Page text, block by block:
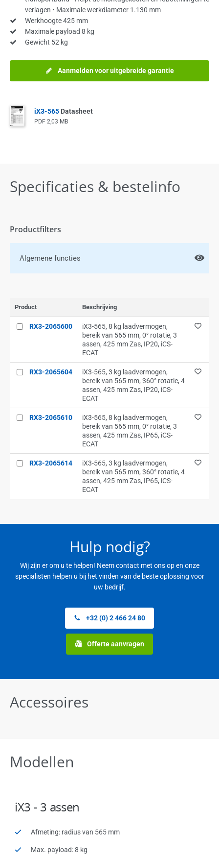
verlagen • Maximale werkdiameter 1.130 mm
Werkhoogte 425 mm
Maximale payload 8 kg
Gewicht 52 kg
Aanmelden voor uitgebreide garantie
iX3-565 Datasheet
PDF 2,03 MB
Specificaties & bestelinfo
Productfilters
Algemene functies
Product Beschrijving
RX3-2065600
iX3-565, 8 kg laadvermogen,
bereik van 565 mm, 0° rotatie, 3
assen, 425 mm Zas, IP20, iCS-
ECAT
RX3-2065604
iX3-565, 3 kg laadvermogen,
bereik van 565 mm, 360° rotatie, 4
assen, 425 mm Zas, IP20, iCS-
ECAT
RX3-2065610
iX3-565, 8 kg laadvermogen,
bereik van 565 mm, 0° rotatie, 3
assen, 425 mm Zas, IP65, iCS-
ECAT
RX3-2065614
iX3-565, 3 kg laadvermogen,
bereik van 565 mm, 360° rotatie, 4
assen, 425 mm Zas, IP65, iCS-
ECAT
Hulp nodig?
Wij zijn er om u te helpen! Neem contact met ons op en onze
specialisten helpen u bij het vinden van de beste oplossing voor
uw bedrijf.
+32 (0) 2 466 24 80
Offerte aanvragen
Accessoires
Modellen
iX3 - 3 assen
Afmeting: radius van 565 mm
Max. payload: 8 kg